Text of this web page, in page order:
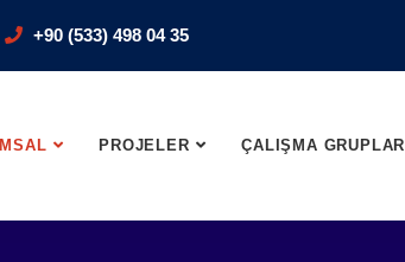
+90 (533) 498 04 35
PROJELER ÇALIŞMA GRUPLARI